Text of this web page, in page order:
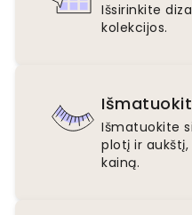
Išsirinkite
kolekcijos.
Išmatuokite
plotį ir
kainą.